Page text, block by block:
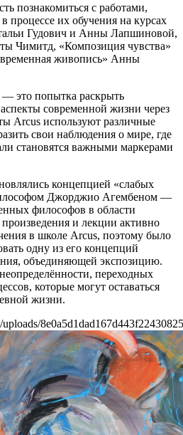
познакомиться с работами,
процессе их обучения на курсах
Гудович и Анны Лапшиновой,
Чимитд, «Композиция чувства»
живопись» Анны
это попытка раскрыть
современной жизни через
Arcus используют различные
свои наблюдения о мире, где
становятся важными маркерами
концепцией «слабых
Джорджио Агембеном —
философов в области
и лекции активно
в школе Arcus, поэтому было
одну из его концепций
объединяющей экспозицию.
переходных
которые могут оставаться
жизни.